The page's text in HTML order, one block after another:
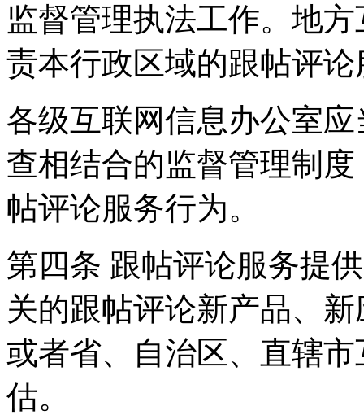
监督管理执法工作。地
责本行政区域的跟帖评
各级互联网信息办公室
查相结合的监督管理制
帖评论服务行为。
第四条 跟帖评论服务提
关的跟帖评论新产品、
或者省、自治区、直辖
估。